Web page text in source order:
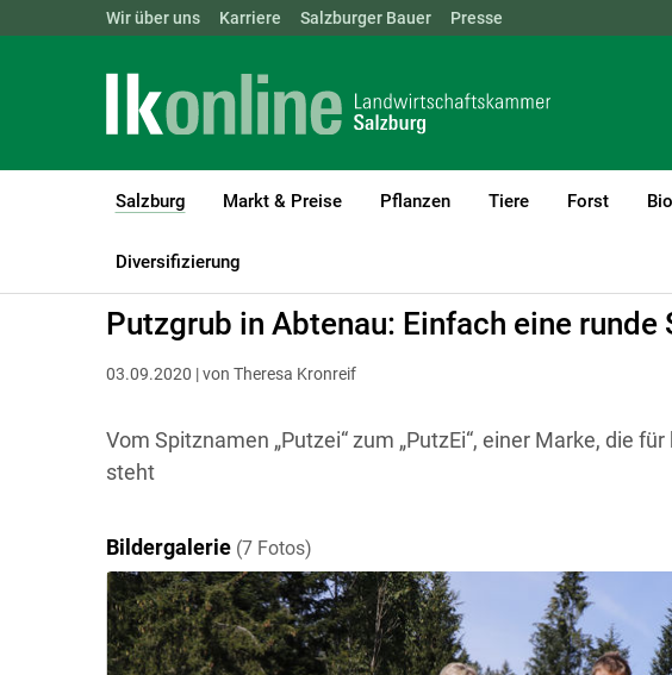
Landwirtschaftskammern: ÖSTERREICH BGLD KTN
Wir über uns Karriere Salzburger Bauer Presse
Salzburg
(current)1
Markt & Preise Pflanzen Tiere Forst Bio
Diversifizierung
LK Salzburg Salzburg
Putzgrub in Abtenau: Einfach eine runde
03.09.2020 | von Theresa Kronreif
Vom Spitznamen „Putzei“ zum „PutzEi“, einer Marke, die
steht
Bildergalerie (7 Fotos)